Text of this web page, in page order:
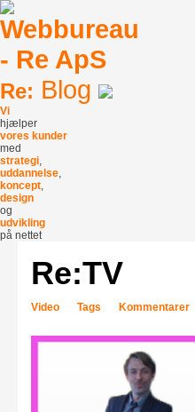
Re: Blog
Vi
hjælper
vores kunder
med
strategi,
uddannelse,
koncept,
design
og
udvikling
på nettet
Re:TV
Video Tags Kommentarer